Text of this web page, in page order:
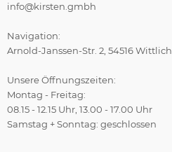
info@kirsten.gmbh
Navigation:
Arnold-Janssen-Str. 2, 54516 Wittlich
Unsere Öffnungszeiten:
Montag - Freitag:
08.15 - 12.15 Uhr, 13.00 - 17.00 Uhr
Samstag + Sonntag: geschlossen